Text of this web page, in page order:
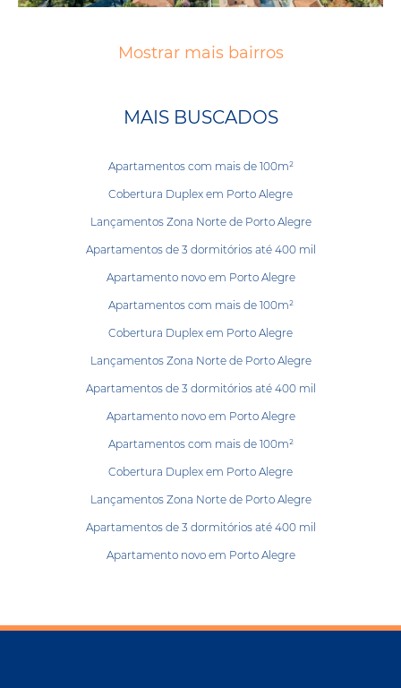
Mostrar mais bairros
MAIS BUSCADOS
Apartamentos com mais de 100m²
Cobertura Duplex em Porto Alegre
Lançamentos Zona Norte de Porto Alegre
Apartamentos de 3 dormitórios até 400 mil
Apartamento novo em Porto Alegre
Apartamentos com mais de 100m²
Cobertura Duplex em Porto Alegre
Lançamentos Zona Norte de Porto Alegre
Apartamentos de 3 dormitórios até 400 mil
Apartamento novo em Porto Alegre
Apartamentos com mais de 100m²
Cobertura Duplex em Porto Alegre
Lançamentos Zona Norte de Porto Alegre
Apartamentos de 3 dormitórios até 400 mil
Apartamento novo em Porto Alegre